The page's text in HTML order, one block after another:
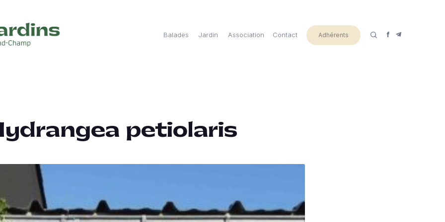
Balades Jardin Association Adhérents
Contact
petiolaris